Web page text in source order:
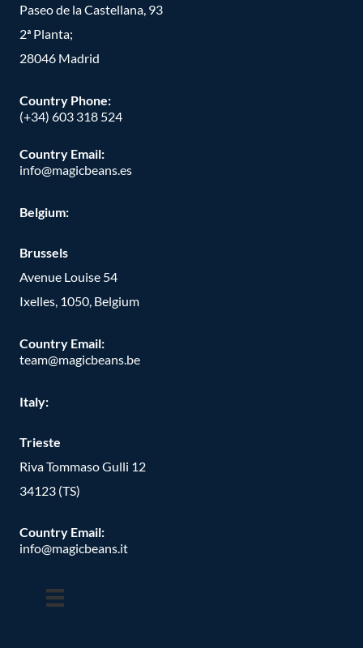
Paseo de la Castellana, 93
2ª Planta;
28046 Madrid
Country Phone:
(+34) 603 318 524
Country Email:
info@magicbeans.es
Belgium:
Brussels
Avenue Louise 54
Ixelles, 1050, Belgium
Country Email:
team@magicbeans.be
Italy:
Trieste
Riva Tommaso Gulli 12
34123 (TS)
Country Email:
info@magicbeans.it